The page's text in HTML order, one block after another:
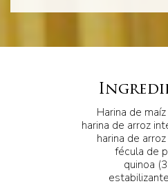
Harina de
harina de arroz
harina de
fécula de
quinoa